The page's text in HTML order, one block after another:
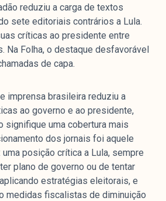
reduziu a carga de textos
sete editoriais contrários a Lula.
críticas ao presidente entre
Na Folha, o destaque desfavorável
de capa.
imprensa brasileira reduziu a
ao governo e ao presidente,
signifique uma cobertura mais
dos jornais foi aquele
posição crítica a Lula, sempre
plano de governo ou de tentar
estratégias eleitorais, e
medidas fiscalistas de diminuição